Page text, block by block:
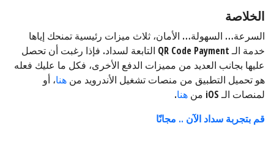
الخلاصة
السرعة… السهولة… الأمان، ثلاث ميزات رئيسية تمنحك إياها
خدمة الـ QR Code Payment التابعة لسداد. فإذا رغبت أن تحصل
عليها بجانب العديد من مميزات الدفع الأخرى، فكل ما عليك فعله
هو تحميل التطبيق من منصات تشغيل الأندرويد من هنا، أو
لمنصات الـ iOS من
هنا.
قم بتجربة سداد الآن .. مجانًا